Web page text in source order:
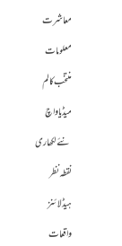
معاشرت
معلومات
منتخب کالم
میڈیا واچ
نئے لکھاری
نقطہ نظر
ہیڈلائنز
واقعات